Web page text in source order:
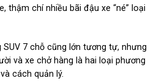
thậm chí nhiều bãi đậu xe “né” loại
SUV 7 chỗ cũng lớn tương tự, nhưng
và xe chở hàng là hai loại phương
cách quản lý.